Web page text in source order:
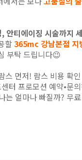
안티에이징 시술까지
할365mc 강남본점 지
부탁 드립니다😉
스 먼저! 람스 비용 확인
터 프로모션 예약•문
는 얼마나 빠질까? 무